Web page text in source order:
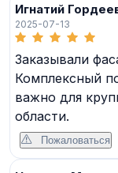
Игнатий
2025-07-13
Заказывали
Комплексный
важно для
области.
Пожаловаться